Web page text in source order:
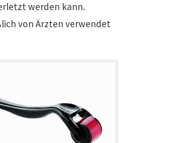
werden kann.
von Ärzten verwendet